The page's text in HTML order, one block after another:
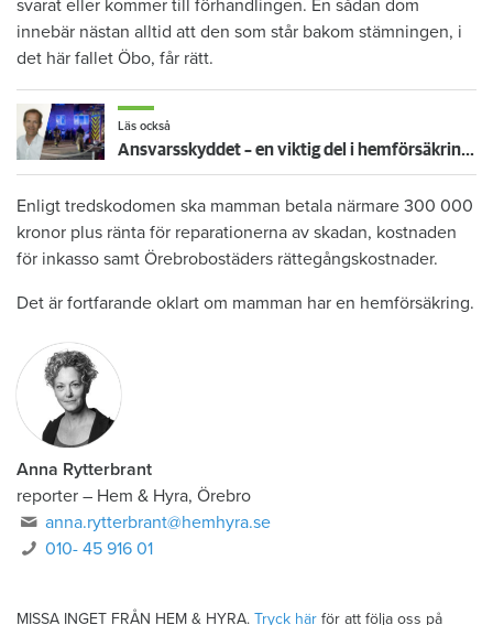
svarat eller kommer till förhandlingen. En sådan dom
innebär nästan alltid att den som står bakom stämningen, i
det här fallet Öbo, får rätt.
Läs också
Ansvarsskyddet – en viktig del i hemförsäkringen
Enligt tredskodomen ska mamman betala närmare 300 000
kronor plus ränta för reparationerna av skadan, kostnaden
för inkasso samt Örebrobostäders rättegångskostnader.
Det är fortfarande oklart om mamman har en hemförsäkring.
Anna Rytterbrant
reporter – Hem & Hyra, Örebro
anna.rytterbrant@hemhyra.se
010- 45 916 01
MISSA INGET FRÅN HEM & HYRA. Tryck här för att följa oss på